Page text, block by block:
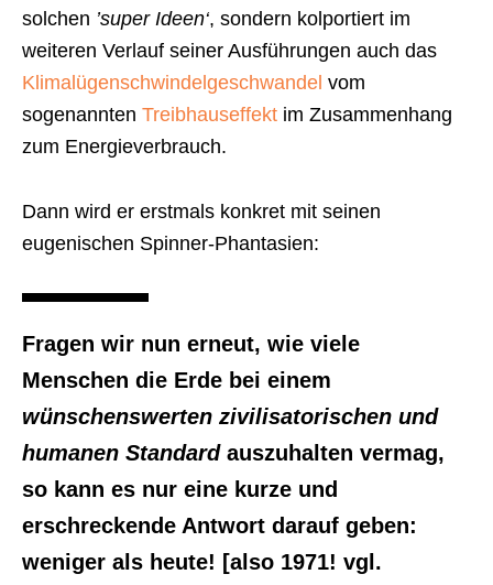
solchen ’super Ideen‘, sondern kolportiert im
weiteren Verlauf seiner Ausführungen auch das
Klimalügenschwindelgeschwandel vom
sogenannten Treibhauseffekt im Zusammenhang
zum Energieverbrauch.
Dann wird er erstmals konkret mit seinen
eugenischen Spinner-Phantasien:
Fragen wir nun erneut, wie viele
Menschen die Erde bei einem
wünschenswerten zivilisatorischen und
humanen Standardauszuhalten vermag,
so kann es nur eine kurze und
erschreckende Antwort darauf geben:
weniger als heute! [also 1971! vgl.